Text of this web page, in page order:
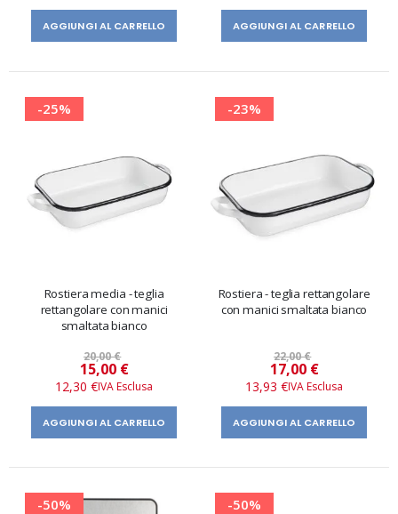
AGGIUNGI AL CARRELLO AGGIUNGI AL CARRELLO
-25%
Rostiera media - teglia
rettangolare con manici
smaltata bianco
20,00 €
Prezzo
speciale
15,00 €
12,30 €
AGGIUNGI AL CARRELLO
-23%
Rostiera - teglia rettangolare
con manici smaltata bianco
22,00 €
Prezzo
speciale
17,00 €
13,93 €
AGGIUNGI AL CARRELLO
-50% -50%